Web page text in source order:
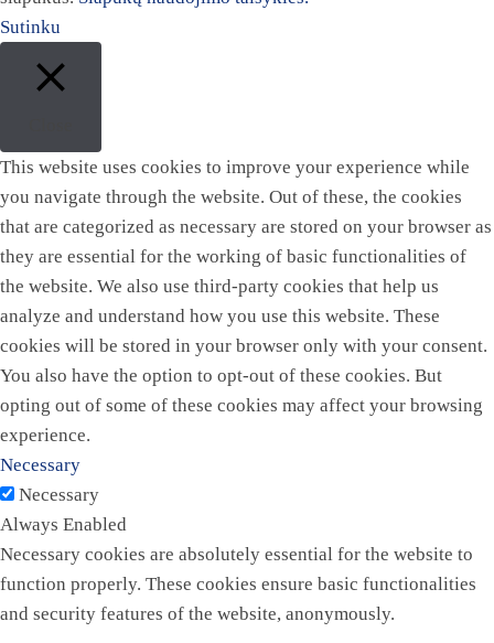
Sutinku
This website uses cookies to improve your experience while
you navigate through the website. Out of these, the cookies
that are categorized as necessary are stored on your browser as
they are essential for the working of basic functionalities of
the website. We also use third-party cookies that help us
analyze and understand how you use this website. These
cookies will be stored in your browser only with your consent.
You also have the option to opt-out of these cookies. But
opting out of some of these cookies may affect your browsing
experience.
Necessary
Necessary
Always Enabled
Necessary cookies are absolutely essential for the website to
function properly. These cookies ensure basic functionalities
and security features of the website, anonymously.